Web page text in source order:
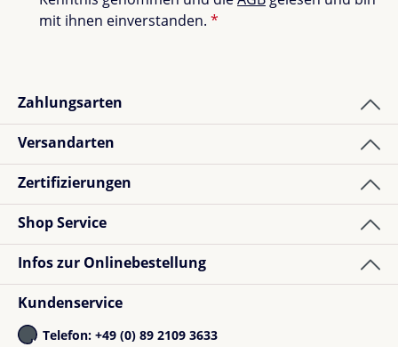
Liegewanne:Enthält Liegewannenverstärker,
Fenster
Untergestellablage:Bis zu 10 kg oder 39 Liter
Stauraum, ausziehbare Paneele
Maxi Cosi Pebble 360 Pro2:Mit drei
Liegepositionen, SlideTech® &
Neugeboreneneinlage
Bugaboo Fox 5 Autositzadapter:
sichere Befestigung der Babyschale am
Kinderwagen
Erweitere deine Garantiezeit. 2+2 Jahr
mit ihnen einverstanden. *
Zahlungsarten
Versandarten
Zertifizierungen
Shop Service
Infos zur Onlinebestellung
Kundenservice
Telefon: +49 (0) 89 2109 3633